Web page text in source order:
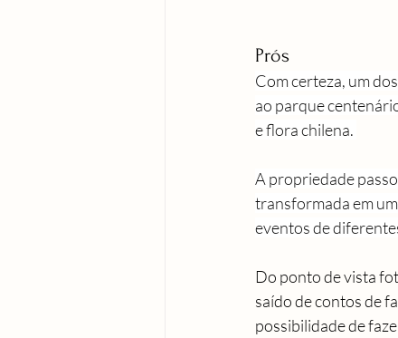
Prós
Com certeza, um
ao parque
e flora chilena.
A propriedade
transformada em
eventos de
Do ponto de vista
saído de contos de
possibilidade de